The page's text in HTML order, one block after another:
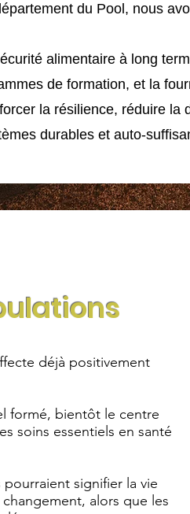
du Pool, nous
alimentaire à long
de formation, et la
la résilience, réduire la
durables et auto-
déjà positivement
formé, bientôt le centre
soins essentiels en santé
signifier la vie
alors que les